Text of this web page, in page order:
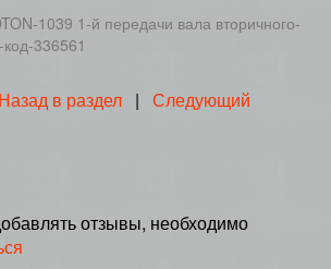
1039 1-й передачи вала вторичного-
336561
Назад в раздел | Следующий
отзывы, необходимо